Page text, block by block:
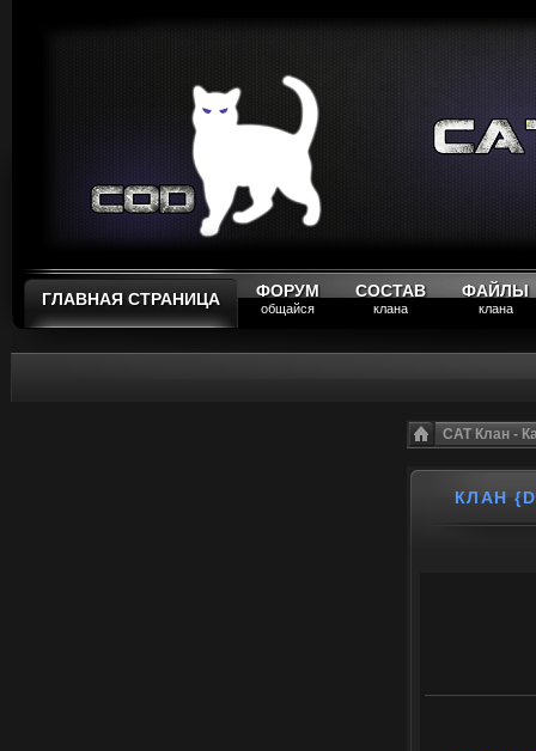
ГЛАВНАЯ СТРАНИЦА ФОРУМ
общайся
СОСТАВ
клана
ФАЙЛЫ
клана
CAT Клан -
КЛАН